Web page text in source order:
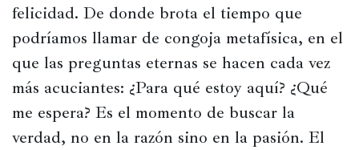
felicidad. De donde brota el tiempo que
podríamos llamar de congoja metafísica, en el
que las preguntas eternas se hacen cada vez
más acuciantes: ¿Para qué estoy aquí? ¿Qué
me espera? Es el momento de buscar la
verdad, no en la razón sino en la pasión. El